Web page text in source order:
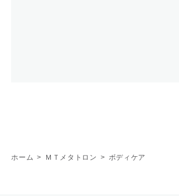
ホーム > ＭＴメタトロン > ボディケア